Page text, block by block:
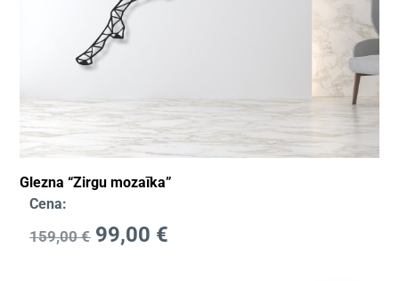
Glezna “Zirgu mozaīka”
Cena:
159,00€ 99,00 €